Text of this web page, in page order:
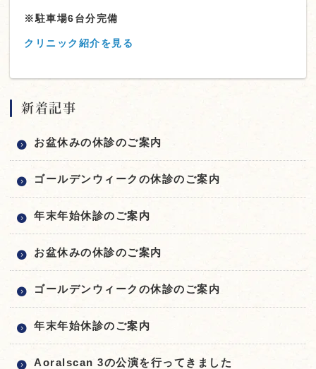
※駐車場6台分完備
クリニック紹介を見る
新着記事
お盆休みの休診のご案内
ゴールデンウィークの休診のご案内
年末年始休診のご案内
お盆休みの休診のご案内
ゴールデンウィークの休診のご案内
年末年始休診のご案内
Aoralscan 3の公演を行ってきました